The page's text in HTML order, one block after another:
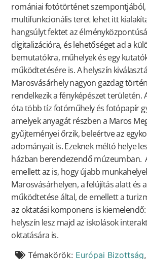
romániai fotótörténet
multifunkcionális teret lehet itt
hangsúlyt fektet az
digitalizációra, és lehetőséget ad a
bemutatókra, műhelyek és egy
működtetésére is. A helyszín
Marosvásárhely nagyon gazdag
rendelkezik a fényképészet területén.
óta több tíz fotóműhely és fotópapír
amelyek anyagát részben a Maros
gyűjteményei őrzik, beleértve az
adományait is. Ezeknek méltó helye
házban berendezendő múzeumban.
emellett az is, hogy újabb
Marosvásárhelyen, a felújítás alatt és
működtetése által, de emellett a
az oktatási komponens is
helyszín lesz majd az iskolások
oktatására is.
Témakörök: Európai Bizottság,